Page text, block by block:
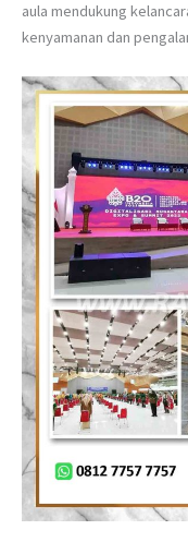
aula mendukung
kenyamanan dan